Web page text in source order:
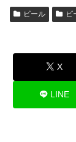
er n
ビール ビ
X
LINE